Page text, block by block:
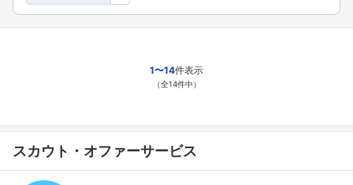
1〜14件表示
（全14件中）
スカウト・オファーサービス